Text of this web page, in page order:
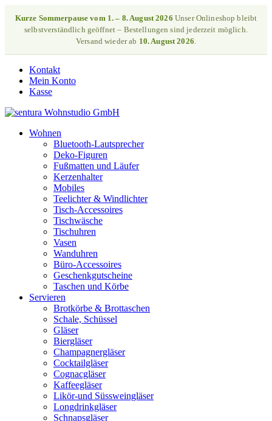
Kurze Sommerpause vom 1. – 8. August 2026 Unser Onlineshop bleibt
selbstverständlich geöffnet – Bestellungen sind jederzeit möglich.
Versand wieder ab 10. August 2026.
Kontakt
Mein Konto
Kasse
Wohnen
Bluetooth-Lautsprecher
Deko-Figuren
Fußmatten und Läufer
Kerzenhalter
Mobiles
Teelichter & Windlichter
Tisch-Accessoires
Tischwäsche
Tischuhren
Vasen
Wanduhren
Büro-Accessoires
Geschenkgutscheine
Taschen und Körbe
Servieren
Brotkörbe & Brottaschen
Schale, Schüssel
Gläser
Biergläser
Champagnergläser
Cocktailgläser
Cognacgläser
Kaffeegläser
Likör-und Süssweingläser
Longdrinkgläser
Schnapsgläser